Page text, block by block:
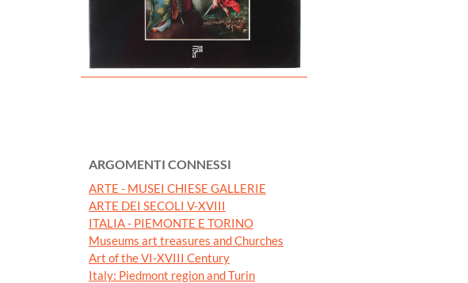
ARGOMENTI CONNESSI
ARTE - MUSEI CHIESE GALLERIE
ARTE DEI SECOLI V-XVIII
ITALIA - PIEMONTE E TORINO
Museums art treasures and Churches
Art of the VI-XVIII Century
Italy: Piedmont region and Turin